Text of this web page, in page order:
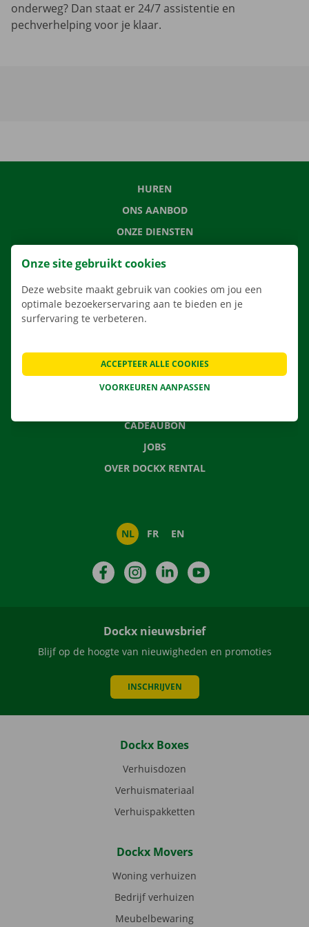
onderweg? Dan staat er 24/7 assistentie en
pechverhelping voor je klaar.
HUREN
ONS AANBOD
ONZE DIENSTEN
VERHUISOPLOSSINGEN
CONTACTEER ONS
VEELGESTELDE VRAGEN
CADEAUBON
JOBS
OVER DOCKX RENTAL
NL FR EN
FacebookInstagramLinkedIn
Dockx nieuwsbrief
Blijf op de hoogte van nieuwigheden en promoties
INSCHRIJVEN
Dockx Boxes
Verhuisdozen
Verhuismateriaal
Verhuispakketten
Dockx Movers
Woning verhuizen
Bedrijf verhuizen
Meubelbewaring
Onze site gebruikt cookies
Deze website maakt gebruik van cookies om jou een
optimale bezoekerservaring aan te bieden en je
surfervaring te verbeteren.
VOORKEUREN AANPASSEN
ACCEPTEER ALLE COOKIES